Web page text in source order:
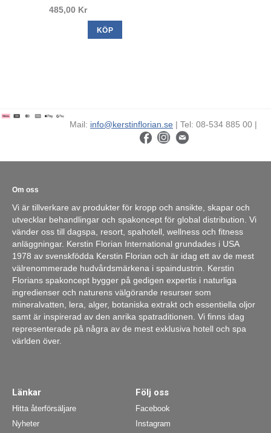
485,00 Kr
KÖP
Mail: info@kerstinflorian.se | Tel: 08-534 885 00 |
Om oss
Vi är tillverkare av produkter för kropp och ansikte, skapar och
utvecklar behandlingar och spakoncept för global distribution. Vi
vänder oss till dagspa, resort, spahotell, wellness och fitness
anläggningar. Kerstin Florian International grundades i USA
1978 av svenskfödda Kerstin Florian och är idag ett av de mest
välrenommerade hudvårdsmärkena i spaindustrin. Kerstin
Florians spakoncept bygger på gedigen expertis i naturliga
ingredienser och naturens välgörande resurser som
mineralvatten, lera, alger, botaniska extrakt och essentiella oljor
samt är inspirerad av den anrika spatraditionen. Vi finns idag
representerade på några av de mest exklusiva hotell och spa
världen över.
Länkar
Hitta återförsäljare
Nyheter
Följ oss
Facebook
Instagram